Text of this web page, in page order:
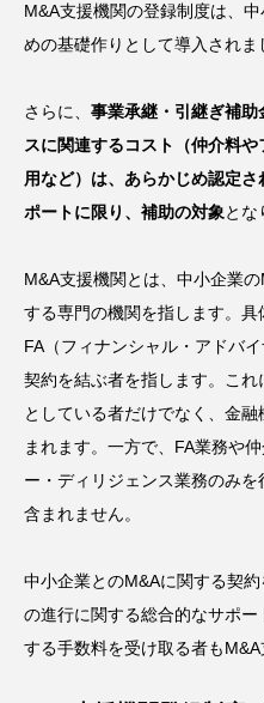
M&A支援機関の登録制度は、
めの基礎作りとして導入されま
さらに、 事業承継・引継ぎ補
スに関連するコスト（仲介料
用など）は、あらかじめ認定
ポートに限り、補助の対象とな
M&A支援機関とは、中小企業
する専門の機関を指します。
FA（フィナンシャル・アドバ
契約を結ぶ者を指します。こ
としている者だけでなく、金
まれます。一方で、FA業務や
ー・ディリジェンス業務のみ
含まれません。
中小企業とのM&Aに関する契
の進行に関する総合的なサポ
する手数料を受け取る者も